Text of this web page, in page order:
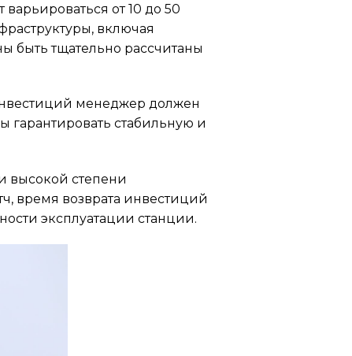
от 10 до 50
включая
быть тщательно рассчитаны
менеджер должен
гарантировать стабильную и
высокой степени
время возврата инвестиций
эксплуатации станции.